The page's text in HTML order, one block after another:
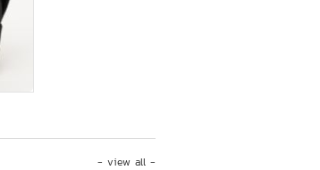
- view all -